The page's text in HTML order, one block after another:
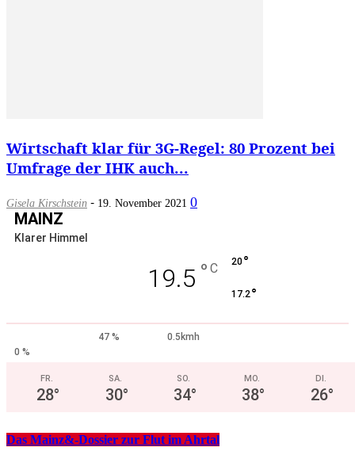
Wirtschaft klar für 3G-Regel: 80 Prozent bei
Umfrage der IHK auch...
Gisela Kirschstein - 19. November 2021 0
MAINZ
Klarer Himmel
19.5 ° C 20°
17.2°
47 %
0.5kmh
0 %
FR.
28°
SA.
30°
SO.
34°
MO.
38°
DI.
26°
Das Mainz&-Dossier zur Flut im Ahrtal